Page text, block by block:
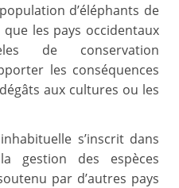
d’éléphants de
les pays occidentaux
de conservation
les conséquences
aux cultures ou les
s’inscrit dans
gestion des espèces
par d’autres pays